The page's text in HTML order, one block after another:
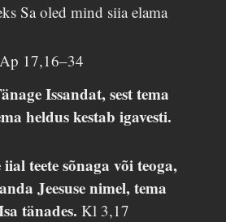
Sa oled mind siia elama
17,16–34
Issandat, sest tema
heldus kestab igavesti.
teete sõnaga või teoga,
Jeesuse nimel, tema
tänades.Kl 3,17